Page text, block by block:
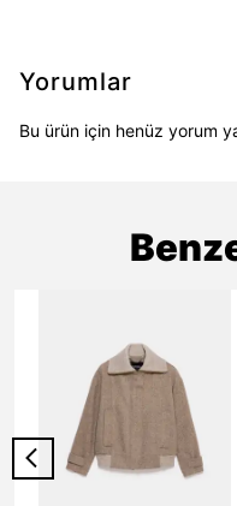
Yorumlar
Bu ürün için henüz yorum